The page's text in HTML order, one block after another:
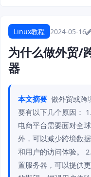
Linux教程 2024-05-16
为什么做外贸/
器
本文摘要 做外贸或跨
要有以下几个原因：
电商平台需要面对全
外，可以减少跨境数
和用户的访问体验。
置服务器，可以提供